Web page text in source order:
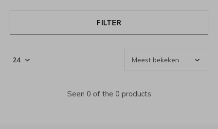
FILTER
Seen 0 of the 0 products